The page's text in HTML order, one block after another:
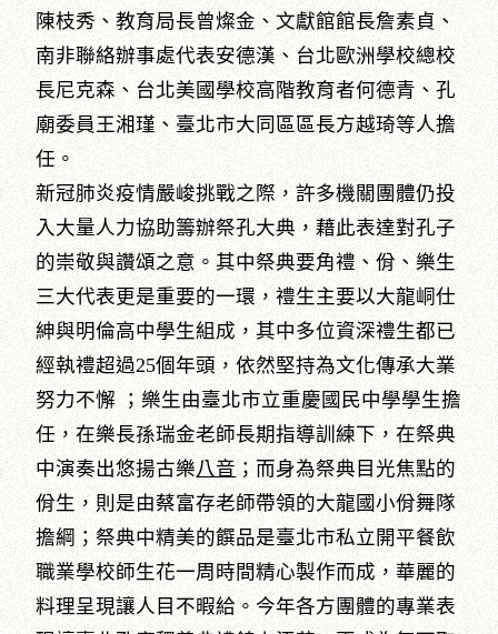
陳枝秀、教育局長曾燦金、文獻館館長詹素貞、
南非聯絡辦事處代表安德漢、台北歐洲學校總校
長尼克森、台北美國學校高階教育者何德青、孔
廟委員王湘瑾、臺北市大同區區長方越琦等人擔
任。
新冠肺炎疫情嚴峻挑戰之際，許多機關團體仍投
入大量人力協助籌辦祭孔大典，藉此表達對孔子
的崇敬與讚頌之意。其中祭典要角禮、佾、樂生
三大代表更是重要的一環，禮生主要以大龍峒仕
紳與明倫高中學生組成，其中多位資深禮生都已
經執禮超過25個年頭，依然堅持為文化傳承大業
努力不懈 ；樂生由臺北市立重慶國民中學學生擔
任，在樂長孫瑞金老師長期指導訓練下，在祭典
中演奏出悠揚古樂八音；而身為祭典目光焦點的
佾生，則是由蔡富存老師帶領的大龍國小佾舞隊
擔綱；祭典中精美的饌品是臺北市私立開平餐飲
職業學校師生花一周時間精心製作而成，華麗的
料理呈現讓人目不暇給。今年各方團體的專業表